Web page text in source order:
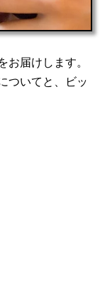
お届けします。
ついてと、ビッ